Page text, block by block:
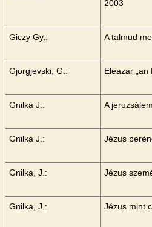
2003
Giczy Gy.: A talmud
Gjorgjevski, G.: Eleazar
Gnilka J.: A
Gnilka J.: Jézus
Gnilka, J.: Jézus
Gnilka, J.: Jézus mint